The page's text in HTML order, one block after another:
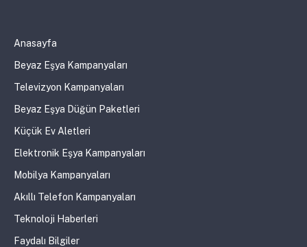
Anasayfa
Beyaz Eşya Kampanyaları
Televizyon Kampanyaları
Beyaz Eşya Düğün Paketleri
Küçük Ev Aletleri
Elektronik Eşya Kampanyaları
Mobilya Kampanyaları
Akıllı Telefon Kampanyaları
Teknoloji Haberleri
Faydalı Bilgiler